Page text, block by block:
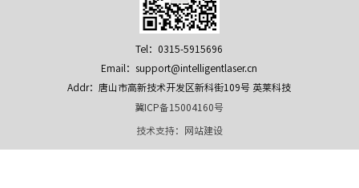
Tel：0315-5915696
Email：support@intelligentlaser.cn
Addr：唐山市高新技术开发区新科街109号 英莱科技
冀ICP备15004160号
技术支持： 网站建设